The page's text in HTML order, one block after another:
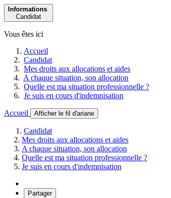
Informations
Candidat
Vous êtes ici
Accueil
Candidat
Mes droits aux allocations et aides
A chaque situation, son allocation
Quelle est ma situation professionnelle ?
Je suis en cours d'indemnisation
Accueil Afficher le fil d'ariane
Candidat
Mes droits aux allocations et aides
A chaque situation, son allocation
Quelle est ma situation professionnelle ?
Je suis en cours d'indemnisation
Partager